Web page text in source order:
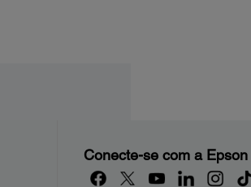
Conecte-se com a Epson